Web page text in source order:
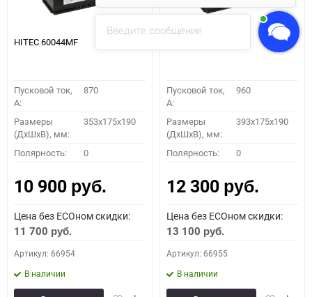
HITEC 60044MF
Пусковой ток,
A:
870
Размеры
(ДхШхВ), мм:
353x175x190
Полярность: 0
10 900 руб.
Цена без ECOном скидки:
11 700 руб.
Артикул: 66954
В наличии
Пусковой ток,
A:
960
Размеры
(ДхШхВ), мм:
393x175x190
Полярность: 0
12 300 руб.
Цена без ECOном скидки:
13 100 руб.
Артикул: 66955
В наличии
Введите сообщение